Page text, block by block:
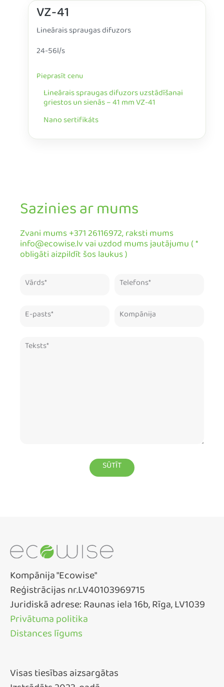
VZ-41
Lineārais spraugas difuzors
24-56l/s
Pieprasīt cenu
Lineārais spraugas difuzors uzstādīšanai
griestos un sienās – 41 mm VZ-41
Nano sertifikáts
Sazinies ar mums
Zvani mums +371 26116972, raksti mums
info@ecowise.lv vai uzdod mums jautājumu ( *
obligāti aizpildīt šos laukus )
Kompānija "Ecowise"
Reģistrācijas nr.LV40103969715
Juridiskā adrese: Raunas iela 16b, Rīga, LV1039
Privātuma politika
Distances līgums
Visas tiesības aizsargātas